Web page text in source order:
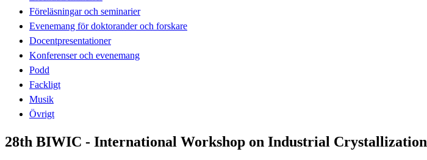
Föreläsningar och seminarier
Evenemang för doktorander och forskare
Docentpresentationer
Konferenser och evenemang
Podd
Fackligt
Musik
Övrigt
28th BIWIC - International Workshop on Industrial Crystallization